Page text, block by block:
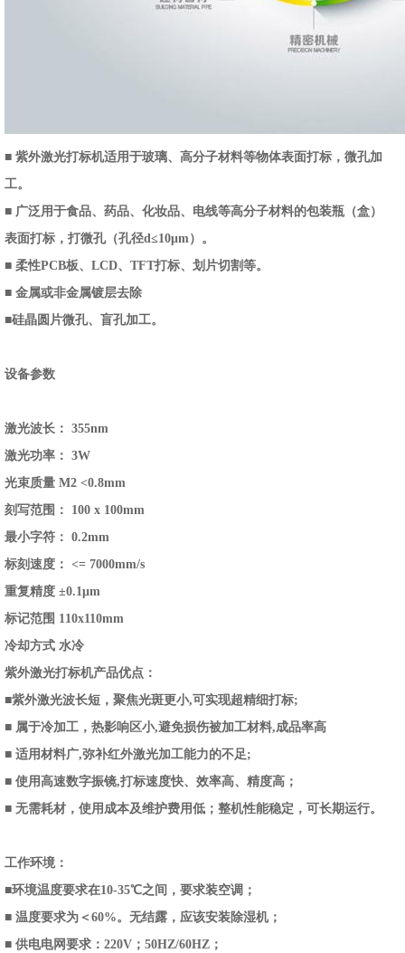
■ 紫外激光打标机适用于玻璃、高分子材料等物体表面打标，微孔加
工。
■ 广泛用于食品、药品、化妆品、电线等高分子材料的包装瓶（盒）
表面打标，打微孔（孔径d≤10μm）。
■ 柔性PCB板、LCD、TFT打标、划片切割等。
■ 金属或非金属镀层去除
■硅晶圆片微孔、盲孔加工。
设备参数
激光波长： 355nm
激光功率： 3W
光束质量 M2 <0.8mm
刻写范围：
100 x 100mm
最小字符： 0.2mm
标刻速度： <= 7000mm/s
重复精度 ±0.1μm
标记范围 110x110mm
冷却方式 水冷
紫外激光打标机产品优点：
■紫外激光波长短，聚焦光斑更小,可实现超精细打标;
■ 属于冷加工，热影响区小,避免损伤被加工材料,成品率高
■ 适用材料广,弥补红外激光加工能力的不足;
■ 使用高速数字振镜,打标速度快、效率高、精度高；
■ 无需耗材，使用成本及维护费用低；整机性能稳定，可长期运行。
工作环境：
■环境温度要求在10-35℃之间，要求装空调；
■ 温度要求为＜60%。无结露，应该安装除湿机；
■ 供电电网要求：220V；50HZ/60HZ；